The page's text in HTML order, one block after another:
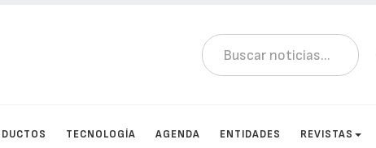
TECNOLOGÍA AGENDA ENTIDADES REVISTAS